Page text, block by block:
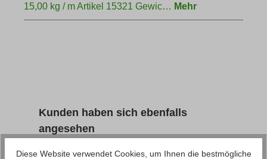
15,00 kg / m Artikel 15321 Gewic… Mehr
Produktgalerie überspringen
Kunden haben sich ebenfalls
angesehen
Diese Website verwendet Cookies, um Ihnen die bestmögliche